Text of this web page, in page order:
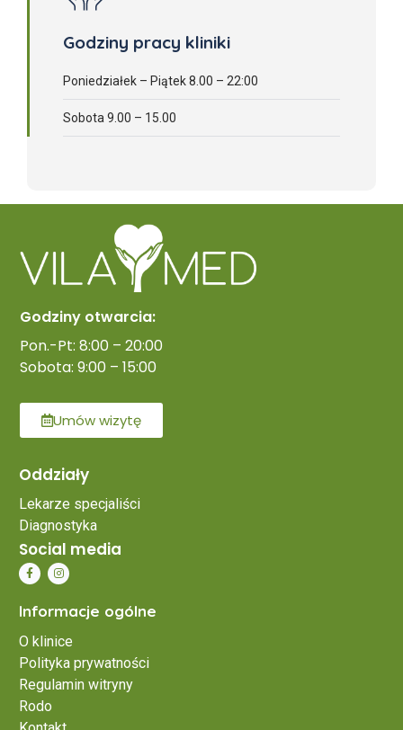
Godziny pracy kliniki
Poniedziałek – Piątek 8.00 – 22:00
Sobota 9.00 – 15.00
Godziny otwarcia:
Pon.-Pt: 8:00 – 20:00
Sobota: 9:00 – 15:00
Umów wizytę
Oddziały
Lekarze specjaliści
Diagnostyka
Social media
Informacje ogólne
O klinice
Polityka prywatności
Regulamin witryny
Rodo